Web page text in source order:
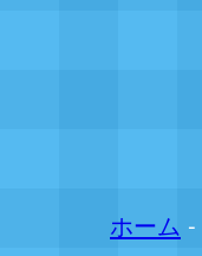
ホーム -